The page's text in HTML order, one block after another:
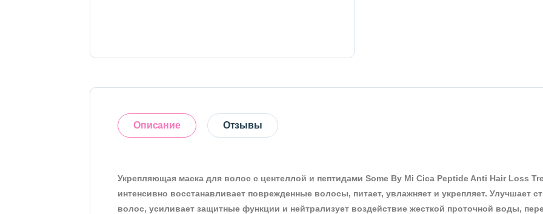
Описание Отзывы
Укрепляющая маска для волос с центеллой и пептидами Some By Mi Cica Peptide Anti Hair Loss
интенсивно восстанавливает поврежденные волосы, питает, увлажняет и укрепляет. Улучшает
волос, усиливает защитные функции и нейтрализует воздействие жесткой проточной воды,
Оставить отзыв